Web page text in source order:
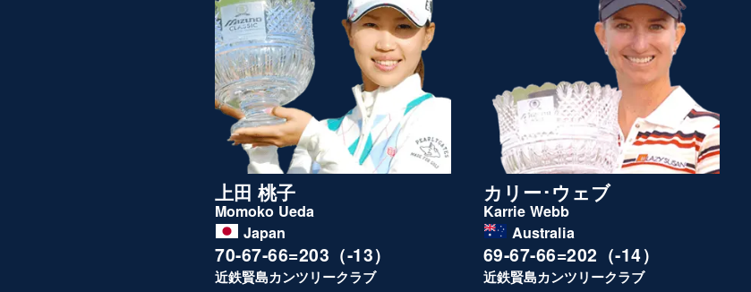
上田 桃子
Momoko Ueda
Japan
70-67-66=203（-13）
近鉄賢島カンツリークラブ
カリー･ウェブ
Karrie Webb
Australia
69-67-66=202（-14）
近鉄賢島カンツリークラブ